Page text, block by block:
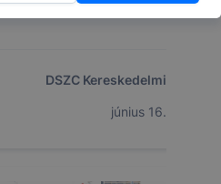
DSZC Kereskedelmi
június 16.